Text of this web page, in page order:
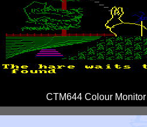
CTM644 Colour Monitor